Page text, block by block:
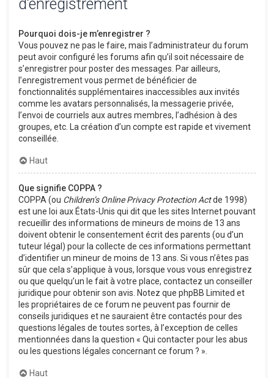
d’enregistrement
Pourquoi dois-je m’enregistrer ?
Vous pouvez ne pas le faire, mais l’administrateur du forum
peut avoir configuré les forums afin qu’il soit nécessaire de
s’enregistrer pour poster des messages. Par ailleurs,
l’enregistrement vous permet de bénéficier de
fonctionnalités supplémentaires inaccessibles aux invités
comme les avatars personnalisés, la messagerie privée,
l’envoi de courriels aux autres membres, l’adhésion à des
groupes, etc. La création d’un compte est rapide et vivement
conseillée.
Haut
Que signifie COPPA ?
COPPA (ou Children’s Online Privacy Protection Actde 1998)
est une loi aux États-Unis qui dit que les sites Internet pouvant
recueillir des informations de mineurs de moins de 13 ans
doivent obtenir le consentement écrit des parents (ou d’un
tuteur légal) pour la collecte de ces informations permettant
d’identifier un mineur de moins de 13 ans. Si vous n’êtes pas
sûr que cela s’applique à vous, lorsque vous vous enregistrez
ou que quelqu’un le fait à votre place, contactez un conseiller
juridique pour obtenir son avis. Notez que phpBB Limited et
les propriétaires de ce forum ne peuvent pas fournir de
conseils juridiques et ne sauraient être contactés pour des
questions légales de toutes sortes, à l’exception de celles
mentionnées dans la question « Qui contacter pour les abus
ou les questions légales concernant ce forum ? ».
Haut